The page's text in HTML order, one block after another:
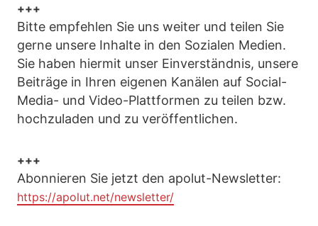
+++
Bitte empfehlen Sie uns weiter und teilen Sie
gerne unsere Inhalte in den Sozialen Medien.
Sie haben hiermit unser Einverständnis, unsere
Beiträge in Ihren eigenen Kanälen auf Social-
Media- und Video-Plattformen zu teilen bzw.
hochzuladen und zu veröffentlichen.
+++
Abonnieren Sie jetzt den apolut-Newsletter:
https://apolut.net/newsletter/